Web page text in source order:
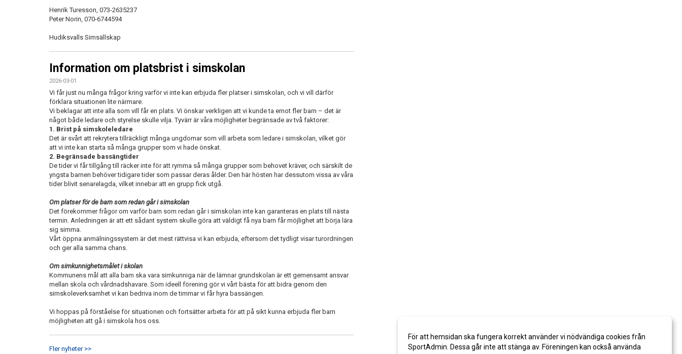
Henrik Turesson, 073-2635237
Peter Norin, 070-6744594
Hudiksvalls Simsällskap
Information om platsbrist i simskolan
2026-03-01
Vi får just nu många frågor kring varför vi inte kan erbjuda fler platser i simskolan, och vi vill därför
förklara situationen lite närmare.
Vi beklagar att inte alla som vill får en plats. Vi önskar verkligen att vi kunde ta emot fler barn – det är
något både ledare och styrelse skulle vilja. Tyvärr är våra möjligheter begränsade av två faktorer:
1. Brist på simskoleledare
Det är svårt att rekrytera tillräckligt många ungdomar som vill arbeta som ledare i simskolan, vilket gör
att vi inte kan starta så många grupper som vi hade önskat.
2. Begränsade bassängtider
De tider vi får tillgång till räcker inte för att rymma så många grupper som behovet kräver, och särskilt de
yngsta barnen behöver tidigare tider som passar deras ålder. Den här hösten har dessutom vissa av våra
tider blivit senarelagda, vilket innebar att en grupp fick utgå.
Om platser för de barn som redan går i simskolan
Det förekommer frågor om varför barn som redan går i simskolan inte kan garanteras en plats till nästa
termin. Anledningen är att ett sådant system skulle göra att väldigt få nya barn får möjlighet att börja lära
sig simma.
Vårt öppna anmälningssystem är det mest rättvisa vi kan erbjuda, eftersom det tydligt visar turordningen
och ger alla samma chans.
Om simkunnighetsmålet i skolan
Kommunens mål att alla barn ska vara simkunniga när de lämnar grundskolan är ett gemensamt ansvar
mellan skola och vårdnadshavare. Som ideell förening gör vi vårt bästa för att bidra genom den
simskoleverksamhet vi kan bedriva inom de timmar vi får hyra bassängen.
Vi hoppas på förståelse för situationen och fortsätter arbeta för att på sikt kunna erbjuda fler barn
möjligheten att gå i simskola hos oss.
Fler nyheter >>
För att hemsidan ska fungera korrekt använder vi nödvändiga cookies från
SportAdmin. Dessa går inte att stänga av. Föreningen kan också använda